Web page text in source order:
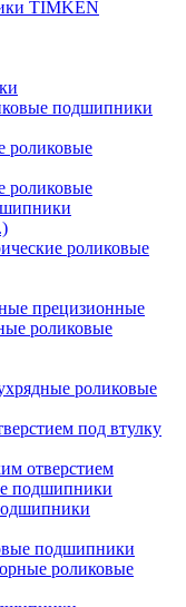
TIMKEN
подшипники
роликовые
роликовые
роликовые
прецизионные
роликовые
роликовые
под втулку
отверстием
подшипники
подшипники
роликовые